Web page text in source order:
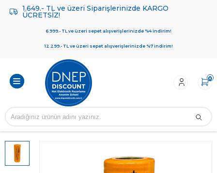
1.649.- TL ve üzeri Siparişlerinizde KARGO
ÜCRETSİZ!
6.999.- TL ve üzeri sepet alışverişlerinizde %4 indirim!
12.299.- TL ve üzeri sepet alışverişlerinizde %7 indirim!
0